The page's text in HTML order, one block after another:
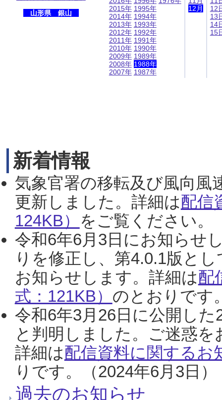
山形県 銀山
2015年
2014年
2013年
2012年
2011年
2010年
2009年
2008年
2007年
1995年
1994年
1993年
1992年
1991年
1990年
1989年
1988年
1987年
12月
12
13
14
15
新着情報
気象官署の移転及び風向風
更新しました。詳細は配信
124KB） をご覧ください。
令和6年6月3日にお知らせ
りを修正し、第4.0.1版と
お知らせします。詳細は配
式：121KB） のとおりです
令和6年3月26日に公開し
と判明しました。ご迷惑
詳細は配信資料に関するお
りです。（2024年6月3日）
過去のお知らせ